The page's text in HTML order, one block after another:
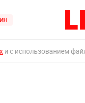
и с использованием